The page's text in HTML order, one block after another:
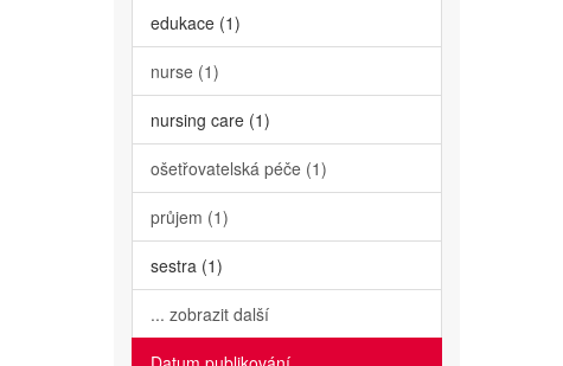
edukace (1)
nurse (1)
nursing care (1)
ošetřovatelská péče (1)
průjem (1)
sestra (1)
... zobrazit další